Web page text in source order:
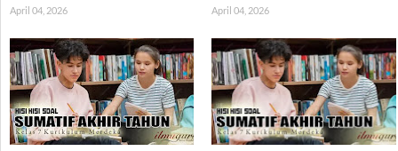
April 04, 2026 April 04, 2026